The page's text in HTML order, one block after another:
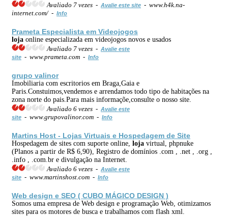
Avaliado 7 vezes - Avalie este site - www.h4k.na-
internet.com/ - Info
Prameta Especialista em Videojogos
loja online especializada em videojogos novos e usados
Avaliado 7 vezes - Avalie este
site - www.prameta.com - Info
grupo valinor
Imobiliaria com escritorios em Braga,Gaia e
Paris.Constuimos,vendemos e arrendamos todo tipo de habitações na
zona norte do pais.Para mais informaçõe,consulte o nosso site.
Avaliado 6 vezes - Avalie este
site - www.grupovalinor.com - Info
Martins Host - Lojas Virtuais e Hospedagem de Site
Hospedagem de sites com suporte online, loja virtual, phpnuke
(Planos a partir de R$ 6,90), Registro de domínios .com , .net , .org ,
.info , .com.br e divulgação na Internet.
Avaliado 6 vezes - Avalie este
site - www.martinshost.com - Info
Web design e SEO ( CUBO MÁGICO DESIGN )
Somos uma empresa de Web design e programação Web, otimizamos
sites para os motores de busca e trabalhamos com flash xml.